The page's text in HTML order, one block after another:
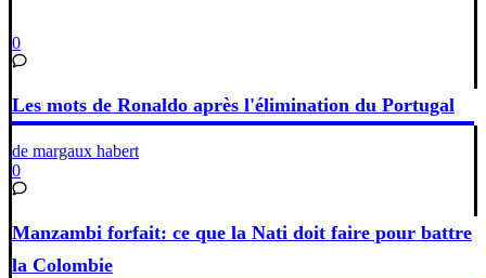
0
Les mots de Ronaldo après l'élimination du Portugal
de margaux habert
0
Manzambi forfait: ce que la Nati doit faire pour battre
la Colombie